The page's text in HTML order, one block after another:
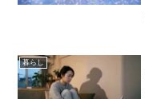
暮らし